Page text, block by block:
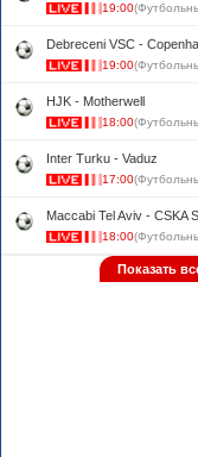
19:00
Debreceni VSC -
19:00
HJK - Motherwell
18:00
Inter Turku - Vaduz
17:00
Maccabi Tel Aviv - CSKA
18:00
Показать